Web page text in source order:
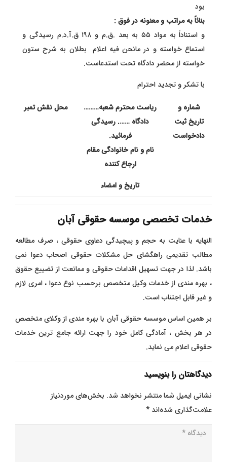
بود
بنائاً به مراتب و معنونه در فوق :
و استناداً به مواد ۵۵ به بعد .ق.م و ۱۹۸ ق.آ.د.م رسیدگی و
استماع خواسته و در مانحن فیه اعلام بطلان به شرح ستون
خواسته از محضر دادگاه تحت استدعاست.
با تشکر و تجدید احترام
شماره و
تاریخ ثبت
دادخواست
ریاست محترم شعبه………
دادگاه ……. رسیدگی
فرمائید.
نام و نام خانوادگی مقام
ارجاع کننده
تاریخ و امضاء
محل نقش تمبر
خدمات تخصصی موسسه حقوقی آبان
النهایه با عنایت به حجم و پیچیدگی دعاوی حقوقی ، صرف مطالعه
مطالب تقدیمی راهگشای حل مشکلات حقوقی اصحاب دعوا نمی
باشد. لذا در جهت تسهیل اقدامات حقوقی و ممانعت از تضییع حقوق
، بهره مندی از خدمات وکیل متخصص برحسب نوع دعوا ، امری لازم
و غیر قابل اجتناب است.
بر همین اساس موسسه حقوقی آبان با بهره مندی از وکلای متخصص
در هر بخش ، آمادگی کامل خود را جهت ارائه جامع ترین خدمات
حقوقی اعلام می نماید.
دیدگاهتان را بنویسید
نشانی ایمیل شما منتشر نخواهد شد. بخش‌های موردنیاز
علامت‌گذاری شده‌اند*